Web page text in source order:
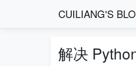
CUILIANG'S
解决